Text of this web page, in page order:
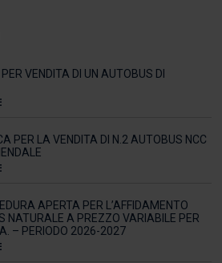
VENDITA DI UN AUTOBUS DI
PER LA VENDITA DI N.2 AUTOBUS NCC
APERTA PER L’AFFIDAMENTO
NATURALE A PREZZO VARIABILE PER
– PERIODO 2026-2027